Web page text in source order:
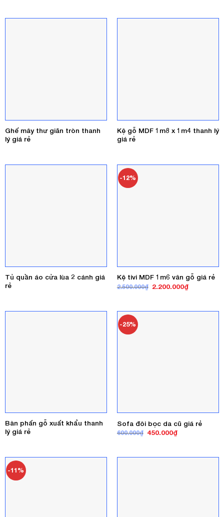
Ghế mây thư giãn tròn thanh
lý giá rẻ
Kệ gỗ MDF 1m8 x 1m4 thanh lý
giá rẻ
Tủ quần áo cửa lùa 2 cánh giá
rẻ
-12%
Kệ tivi MDF 1m6 vân gỗ giá rẻ
2.500.000₫ Giá
2.200.000₫Giá
Bàn phấn gỗ xuất khẩu thanh
lý giá rẻ
-25%
Sofa đôi bọc da cũ giá rẻ
600.000₫ Giá
450.000₫Giá
450.000₫.
-11%